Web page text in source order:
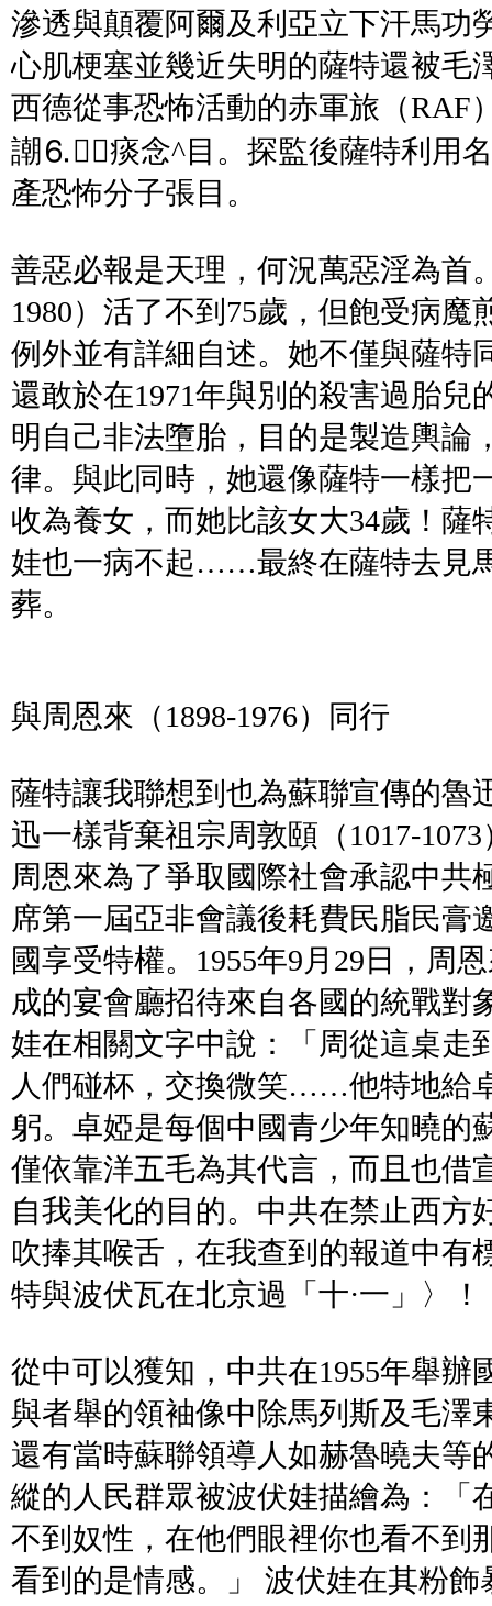
滲透與顛覆阿爾及利亞立下汗馬功
心肌梗塞並幾近失明的薩特還被毛
西德從事恐怖活動的赤軍旅（RAF
謿⒍痰念^目。探監後薩特利用
產恐怖分子張目。
善惡必報是天理，何況萬惡淫為首
1980）活了不到75歲，但飽受病
例外並有詳細自述。她不僅與薩特
還敢於在1971年與別的殺害過胎兒
明自己非法墮胎，目的是製造輿論
律。與此同時，她還像薩特一樣把
收為養女，而她比該女大34歲！薩
娃也一病不起……最終在薩特去見
葬。
與周恩來（1898-1976）同行
薩特讓我聯想到也為蘇聯宣傳的魯
迅一樣背棄祖宗周敦頤（1017-
周恩來為了爭取國際社會承認中共
席第一屆亞非會議後耗費民脂民膏
國享受特權。1955年9月29日，周
成的宴會廳招待來自各國的統戰對
娃在相關文字中說：「周從這桌走
人們碰杯，交換微笑……他特地給
躬。卓婭是每個中國青少年知曉的
僅依靠洋五毛為其代言，而且也借
自我美化的目的。中共在禁止西方
吹捧其喉舌，在我查到的報道中有
特與波伏瓦在北京過「十·一」
〉 ！
從中可以獲知，中共在1955年舉辦
與者舉的領袖像中除馬列斯及毛澤
還有當時蘇聯領導人如赫魯曉夫等
縱的人民群眾被波伏娃描繪為：「
不到奴性，在他們眼裡你也看不到
看到的是情感。」 波伏娃在其粉